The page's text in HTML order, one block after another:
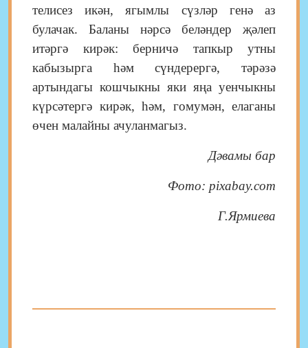
телисез икән, ягымлы сүзләр генә аз
булачак. Баланы нәрсә беләндер җәлеп
итәргә кирәк: берничә тапкыр утны
кабызырга һәм сүндерергә, тәрәзә
артындагы кошчыкны яки яңа уенчыкны
күрсәтергә кирәк, һәм, гомумән, елаганы
өчен малайны ачуланмагыз.
Дәвамы бар
Фото: pixabay.com
Г.Ярмиева